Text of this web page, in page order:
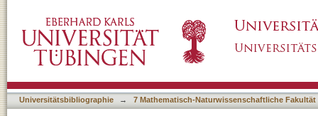
von Wald = “Forest” in post-material times
foundations of forest
Universitätsbibliographie → 7 Mathematisch-Naturwissenschaftliche Fakultät